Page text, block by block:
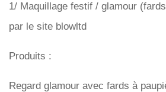
1/ Maquillage festif / glamour
par le site blowltd
Produits :
Regard glamour avec fards à